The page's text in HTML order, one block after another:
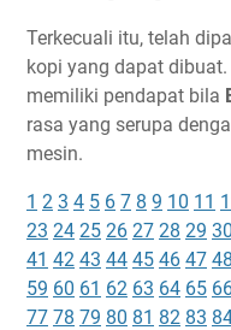
Terkecuali itu, telah
kopi yang dapat
memiliki pendapat bila
rasa yang serupa
mesin.
1 2 3 4 5 6 7 8 9 10 11
23 24 25 26 27 28 29 30
41 42 43 44 45 46 47 48
59 60 61 62 63 64 65
77 78 79 80 81 82 83